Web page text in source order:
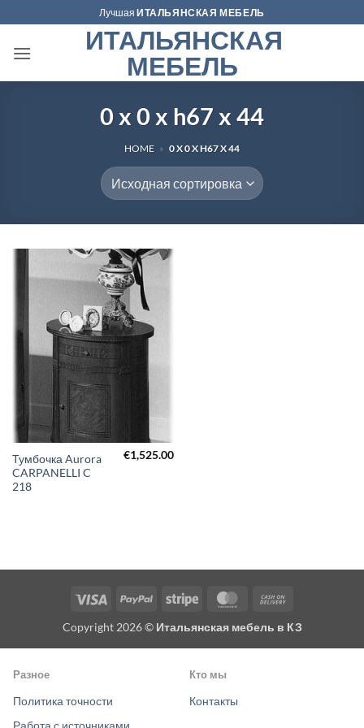
to
content
ЛучшаяИТАЛЬЯНСКАЯ МЕБЕЛЬ
ИТАЛЬЯНСКАЯ
МЕБЕЛЬ
0 x 0 x h67 x 44
HOME » 0 X 0 X H67 X 44
Тумбочка Aurora
CARPANELLI C
218
€1,525.00
Visa PayPal Stripe MasterCard
Delivery
Copyright 2026 © Итальянская мебель в КЗ
Разное
Политика точности
Кто мы
Контакты